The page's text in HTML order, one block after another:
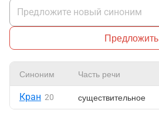
Предложить
Синоним Часть речи
Кран 20 существительное